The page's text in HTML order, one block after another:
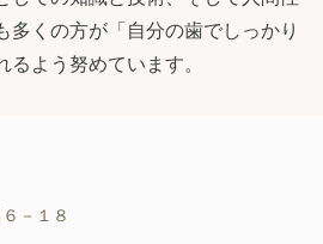
多くの方が「自分の歯でしっかり
るよう努めています。
－１８